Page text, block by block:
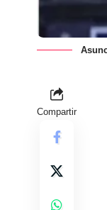
Compartir